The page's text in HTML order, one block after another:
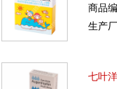
商品
生产
七叶